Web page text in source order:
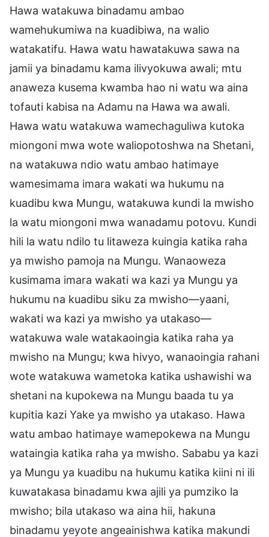
Hawa watakuwa binadamu ambao
wamehukumiwa na kuadibiwa, na walio
watakatifu. Hawa watu hawatakuwa sawa na
jamii ya binadamu kama ilivyokuwa awali; mtu
anaweza kusema kwamba hao ni watu wa aina
tofauti kabisa na Adamu na Hawa wa awali.
Hawa watu watakuwa wamechaguliwa kutoka
miongoni mwa wote waliopotoshwa na Shetani,
na watakuwa ndio watu ambao hatimaye
wamesimama imara wakati wa hukumu na
kuadibu kwa Mungu, watakuwa kundi la mwisho
la watu miongoni mwa wanadamu potovu. Kundi
hili la watu ndilo tu litaweza kuingia katika raha
ya mwisho pamoja na Mungu. Wanaoweza
kusimama imara wakati wa kazi ya Mungu ya
hukumu na kuadibu siku za mwisho—yaani,
wakati wa kazi ya mwisho ya utakaso—
watakuwa wale watakaoingia katika raha ya
mwisho na Mungu; kwa hivyo, wanaoingia rahani
wote watakuwa wametoka katika ushawishi wa
shetani na kupokewa na Mungu baada tu ya
kupitia kazi Yake ya mwisho ya utakaso. Hawa
watu ambao hatimaye wamepokewa na Mungu
wataingia katika raha ya mwisho. Sababu ya kazi
ya Mungu ya kuadibu na hukumu katika kiini ni ili
kuwatakasa binadamu kwa ajili ya pumziko la
mwisho; bila utakaso wa aina hii, hakuna
binadamu yeyote angeainishwa katika makundi